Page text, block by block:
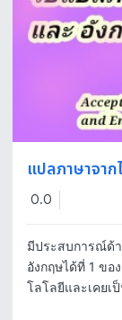
แปลภาษาจา
0.0
มีประสบการณ์ด้
อังกฤษได้ที่ 1 ข
โลโลยีและเคยเ